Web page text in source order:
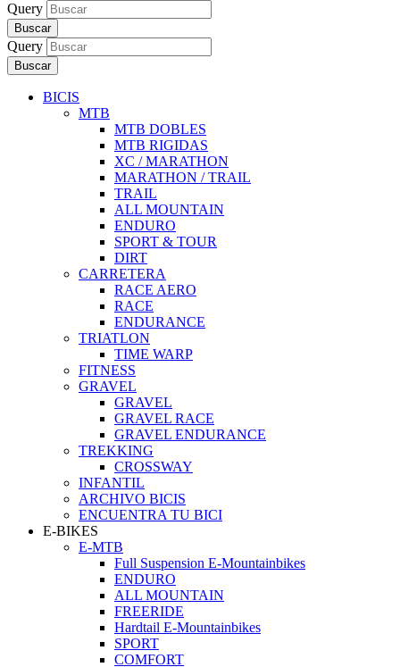
Query
Buscar
Query
Buscar
BICIS
MTB
MTB DOBLES
MTB RIGIDAS
XC / MARATHON
MARATHON / TRAIL
TRAIL
ALL MOUNTAIN
ENDURO
SPORT & TOUR
DIRT
CARRETERA
RACE AERO
RACE
ENDURANCE
TRIATLON
TIME WARP
FITNESS
GRAVEL
GRAVEL
GRAVEL RACE
GRAVEL ENDURANCE
TREKKING
CROSSWAY
INFANTIL
ARCHIVO BICIS
ENCUENTRA TU BICI
E-BIKES
E-MTB
Full Suspension E-Mountainbikes
ENDURO
ALL MOUNTAIN
FREERIDE
Hardtail E-Mountainbikes
SPORT
COMFORT